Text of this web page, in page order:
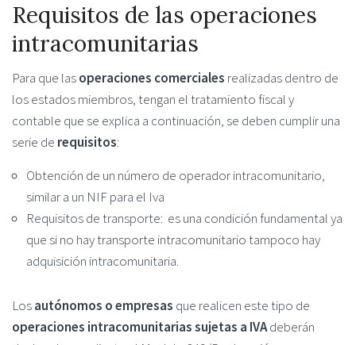
Requisitos de las operaciones
intracomunitarias
Para que lasoperaciones comerciales realizadas dentro de
los estados miembros, tengan el tratamiento fiscal y
contable que se explica a continuación, se deben cumplir una
serie de requisitos:
Obtención de un número de operador intracomunitario,
similar a un NIF para el Iva
Requisitos de transporte: es una condición fundamental ya
que si no hay transporte intracomunitario tampoco hay
adquisición intracomunitaria.
Losautónomos o empresas que realicen este tipo de
operaciones intracomunitarias sujetas a IVAdeberán